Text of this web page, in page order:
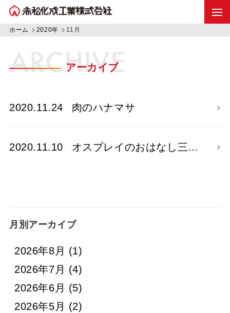
ホーム 2020年 11月
ARCHIVE
アーカイブ
2020.11.24 肉のハナマサ
2020.11.10 オスプレイのおはなし三…
月別アーカイブ
2026年8月 (1)
2026年7月 (4)
2026年6月 (5)
2026年5月 (2)